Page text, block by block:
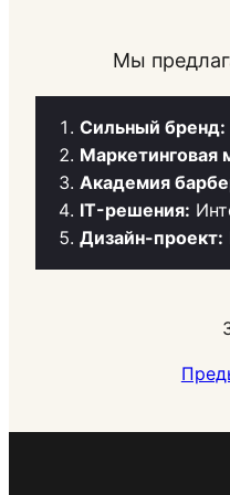
Мы
Сильный бренд:
Маркетинговая
Академия
IT-решения:
Дизайн-проект: